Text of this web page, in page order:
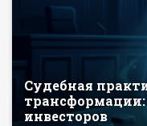
Судебная
инвесторов